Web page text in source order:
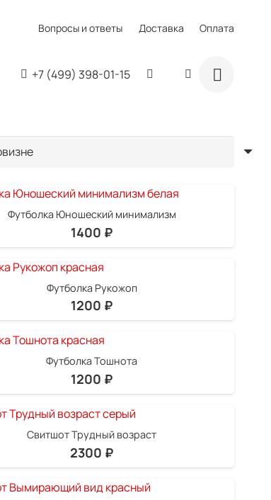
Вопросы и ответы Доставка Оплата
+7 (499) 398-01-15
Футболка Юношеский минимализм
1400 ₽
Футболка Рукожоп
1200 ₽
Футболка Тошнота
1200 ₽
Свитшот Трудный возраст
2300 ₽